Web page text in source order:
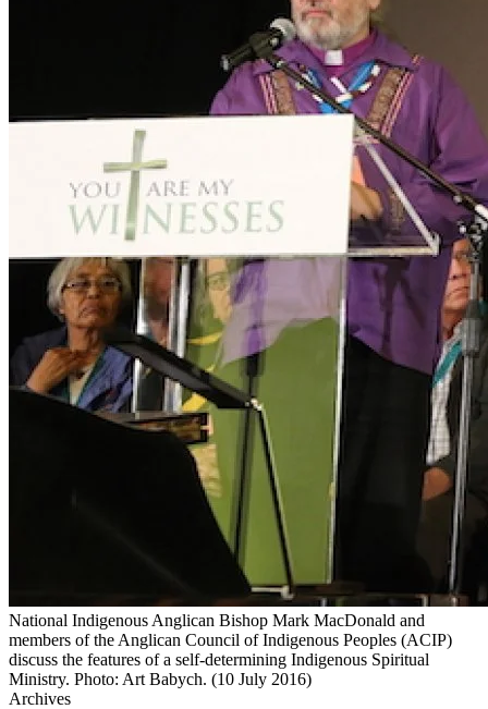
National Indigenous Anglican Bishop Mark MacDonald and
members of the Anglican Council of Indigenous Peoples (ACIP)
discuss the features of a self-determining Indigenous Spiritual
Ministry. Photo: Art Babych. (10 July 2016)
Archives